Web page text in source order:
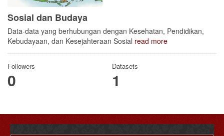
Sosial dan Budaya
Data-data yang berhubungan dengan Kesehatan, Pendidikan,
Kebudayaan, dan Kesejahteraan Sosial read more
Followers
0
Datasets
1